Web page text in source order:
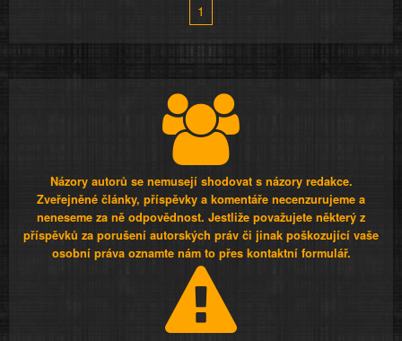
1
Názory autorů se nemusejí shodovat s názory redakce.
Zveřejněné články, příspěvky a komentáře necenzurujeme a
neneseme za ně odpovědnost. Jestliže považujete některý z
příspěvků za porušení autorských práv či jinak poškozující vaše
osobní práva oznamte nám to přes kontaktní formulář.